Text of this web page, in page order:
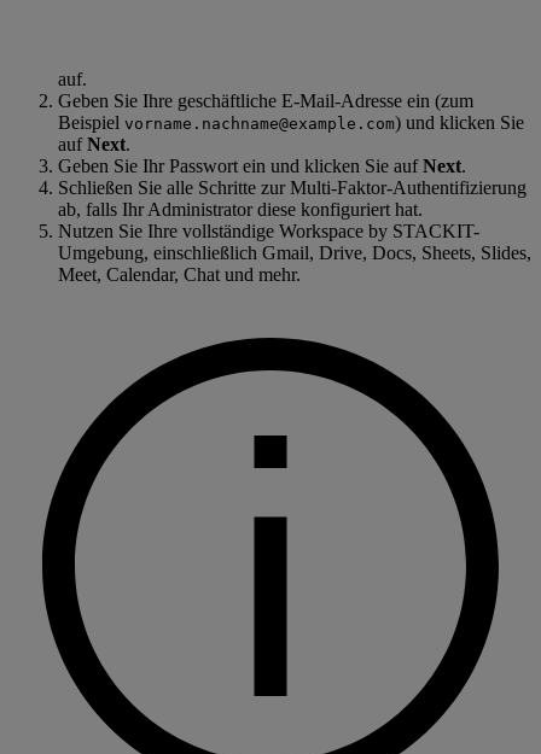
auf.
Geben Sie Ihre geschäftliche E-Mail-Adresse ein (zum
Beispiel vorname.nachname@example.com) und klicken Sie
aufNext.
Geben Sie Ihr Passwort ein und klicken Sie aufNext.
Schließen Sie alle Schritte zur Multi-Faktor-Authentifizierung
ab, falls Ihr Administrator diese konfiguriert hat.
Nutzen Sie Ihre vollständige Workspace by STACKIT-
Umgebung, einschließlich Gmail, Drive, Docs, Sheets, Slides,
Meet, Calendar, Chat und mehr.